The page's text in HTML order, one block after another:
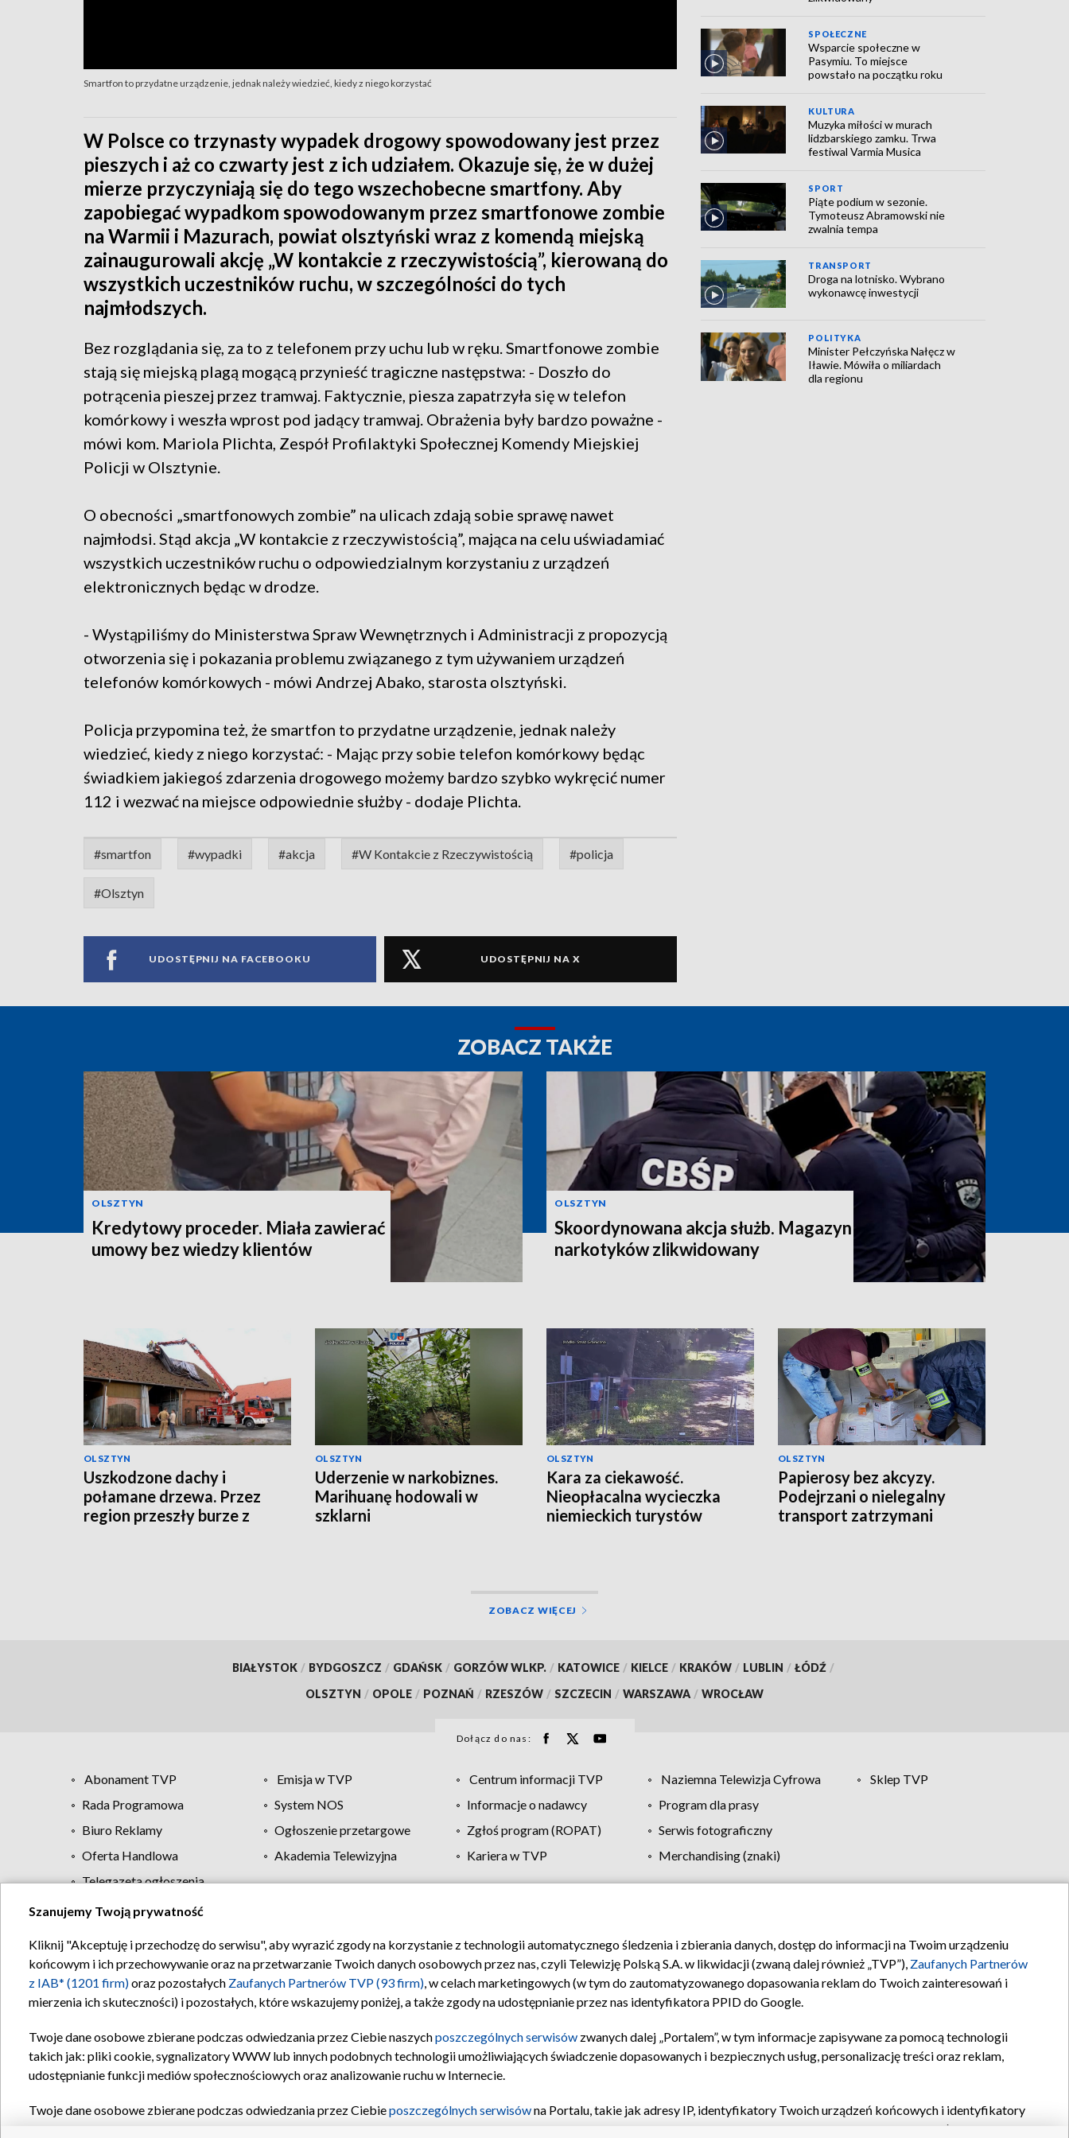
Smartfon to przydatne urządzenie, jednak należy wiedzieć, kiedy z niego korzystać
W Polsce co trzynasty wypadek drogowy spowodowany jest przez
pieszych i aż co czwarty jest z ich udziałem. Okazuje się, że w dużej
mierze przyczyniają się do tego wszechobecne smartfony. Aby
zapobiegać wypadkom spowodowanym przez smartfonowe zombie
na Warmii i Mazurach, powiat olsztyński wraz z komendą miejską
zainaugurowali akcję „W kontakcie z rzeczywistością”, kierowaną do
wszystkich uczestników ruchu, w szczególności do tych
najmłodszych.
Bez rozglądania się, za to z telefonem przy uchu lub w ręku. Smartfonowe zombie
stają się miejską plagą mogącą przynieść tragiczne następstwa: - Doszło do
potrącenia pieszej przez tramwaj. Faktycznie, piesza zapatrzyła się w telefon
komórkowy i weszła wprost pod jadący tramwaj. Obrażenia były bardzo poważne -
mówi kom. Mariola Plichta, Zespół Profilaktyki Społecznej Komendy Miejskiej
Policji w Olsztynie.
O obecności „smartfonowych zombie” na ulicach zdają sobie sprawę nawet
najmłodsi. Stąd akcja „W kontakcie z rzeczywistością”, mająca na celu uświadamiać
wszystkich uczestników ruchu o odpowiedzialnym korzystaniu z urządzeń
elektronicznych będąc w drodze.
- Wystąpiliśmy do Ministerstwa Spraw Wewnętrznych i Administracji z propozycją
otworzenia się i pokazania problemu związanego z tym używaniem urządzeń
telefonów komórkowych - mówi Andrzej Abako, starosta olsztyński.
Policja przypomina też, że smartfon to przydatne urządzenie, jednak należy
wiedzieć, kiedy z niego korzystać: - Mając przy sobie telefon komórkowy będąc
świadkiem jakiegoś zdarzenia drogowego możemy bardzo szybko wykręcić numer
112 i wezwać na miejsce odpowiednie służby - dodaje Plichta.
#smartfon #wypadki #akcja #W Kontakcie z Rzeczywistością #policja
#Olsztyn
UDOSTĘPNIJ NA FACEBOOKU UDOSTĘPNIJ NA X
SPOŁECZNE
Wsparcie społeczne w
Pasymiu. To miejsce
powstało na początku roku
KULTURA
Muzyka miłości w murach
lidzbarskiego zamku. Trwa
festiwal Varmia Musica
SPORT
Piąte podium w sezonie.
Tymoteusz Abramowski nie
zwalnia tempa
TRANSPORT
Droga na lotnisko. Wybrano
wykonawcę inwestycji
POLITYKA
Minister Pełczyńska Nałęcz w
Iławie. Mówiła o miliardach
dla regionu
ZOBACZ TAKŻE
OLSZTYN
Kredytowy proceder. Miała zawierać
umowy bez wiedzy klientów
OLSZTYN
Skoordynowana akcja służb. Magazyn
narkotyków zlikwidowany
OLSZTYN
Uszkodzone dachy i
połamane drzewa. Przez
region przeszły burze z
OLSZTYN
Uderzenie w narkobiznes.
Marihuanę hodowali w
szklarni
OLSZTYN
Kara za ciekawość.
Nieopłacalna wycieczka
niemieckich turystów
OLSZTYN
Papierosy bez akcyzy.
Podejrzani o nielegalny
transport zatrzymani
ZOBACZ WIĘCEJ
BIAŁYSTOK / BYDGOSZCZ / GDAŃSK / GORZÓW WLKP. / KATOWICE / KIELCE / KRAKÓW / LUBLIN / ŁÓDŹ /
OLSZTYN / OPOLE / POZNAŃ / RZESZÓW / SZCZECIN / WARSZAWA / WROCŁAW
Dołącz do nas:
Abonament TVP Emisja w TVP Centrum informacji TVP Naziemna Telewizja Cyfrowa
Sklep TVP
Rada Programowa
System NOS Informacje o nadawcy
Program dla prasy
Biuro Reklamy
Ogłoszenie przetargowe Zgłoś program (ROPAT)
Serwis fotograficzny
Oferta Handlowa
Akademia Telewizyjna Kariera w TVP
Merchandising (znaki)
Telegazeta ogłoszenia
Regulamin TVP Polityka prywatności Moje zgody Pomoc Biuro reklamy Kontakt
Szanujemy Twoją prywatność
Kliknij "Akceptuję i przechodzę do serwisu", aby wyrazić zgody na korzystanie z technologii automatycznego śledzenia i zbierania danych, dostęp do informacji na Twoim urządzeniu
końcowym i ich przechowywanie oraz na przetwarzanie Twoich danych osobowych przez nas, czyli Telewizję Polską S.A. w likwidacji (zwaną dalej również „TVP”), Zaufanych Partnerów
z IAB* (1201 firm)oraz pozostałych Zaufanych Partnerów TVP (93 firm), w celach marketingowych (w tym do zautomatyzowanego dopasowania reklam do Twoich zainteresowań i
mierzenia ich skuteczności) i pozostałych, które wskazujemy poniżej, a także zgody na udostępnianie przez nas identyfikatora PPID do Google.
Twoje dane osobowe zbierane podczas odwiedzania przez Ciebie naszychposzczególnych serwisów zwanych dalej „Portalem”, w tym informacje zapisywane za pomocą technologii
takich jak: pliki cookie, sygnalizatory WWW lub innych podobnych technologii umożliwiających świadczenie dopasowanych i bezpiecznych usług, personalizację treści oraz reklam,
udostępnianie funkcji mediów społecznościowych oraz analizowanie ruchu w Internecie.
Twoje dane osobowe zbierane podczas odwiedzania przez Ciebieposzczególnych serwisówna Portalu, takie jak adresy IP, identyfikatory Twoich urządzeń końcowych i identyfikatory
oraz pozostałych